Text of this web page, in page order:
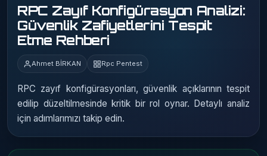
RPC Zayıf Konfigürasyon Analizi:
Güvenlik Zafiyetlerini Tespit
Etme Rehberi
Ahmet BİRKAN Rpc Pentest
RPC zayıf konfigürasyonları, güvenlik açıklarının tespit
edilip düzeltilmesinde kritik bir rol oynar. Detaylı analiz
için adımlarımızı takip edin.